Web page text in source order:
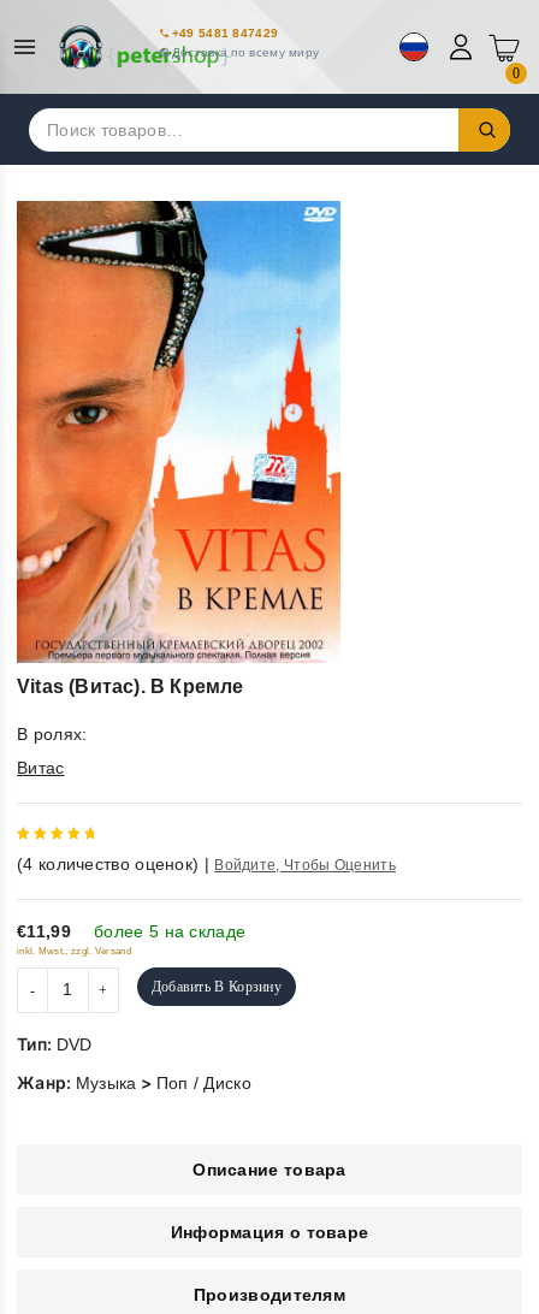
+49 5481 847429
Доставка по всему миру
0
Искать:
Vitas (Витас). В Кремле
В ролях:
Витас
5
(4 количество оценок) | Войдите, Чтобы Оценить
€11,99 более 5 на складе
inkl. Mwst., zzgl. Versand
Добавить В Корзину
Тип: DVD
Жанр: Музыка > Поп / Диско
Описание товара
Информация о товаре
Производителям